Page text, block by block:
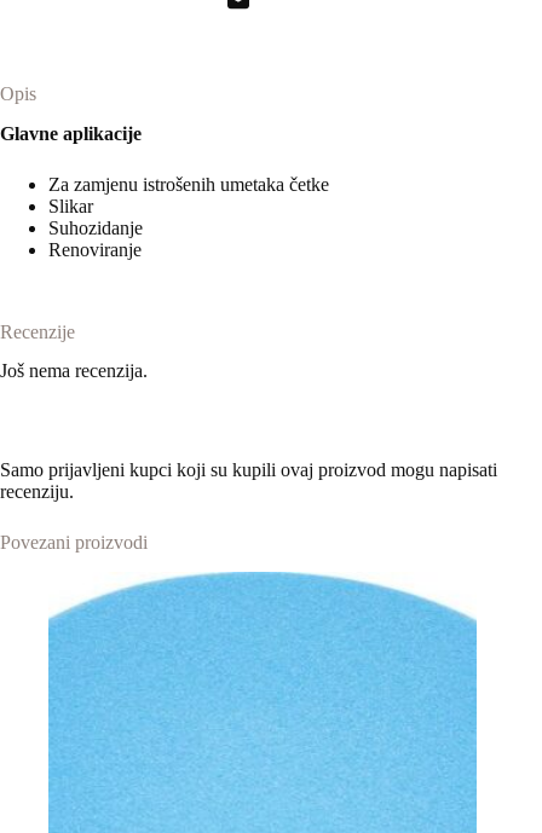
Opis
Glavne aplikacije
Za zamjenu istrošenih umetaka četke
Slikar
Suhozidanje
Renoviranje
Recenzije
Još nema recenzija.
Samo prijavljeni kupci koji su kupili ovaj proizvod mogu napisati
recenziju.
Povezani proizvodi